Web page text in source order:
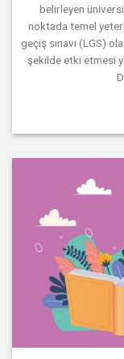
belirleyen
noktada temel
geçiş sınavı (LGS)
şekilde etki etmesi